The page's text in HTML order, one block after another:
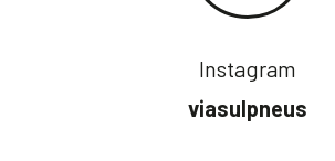
Instagram
viasulpneus